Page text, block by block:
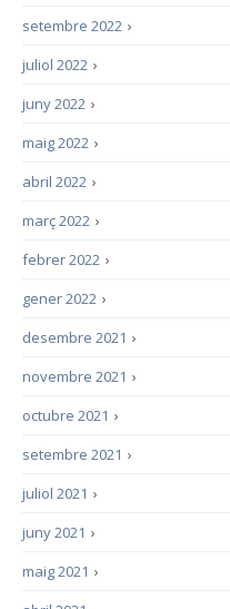
›
setembre 2022
›
juliol 2022
›
juny 2022
›
maig 2022
›
abril 2022
›
març 2022
›
febrer 2022
›
gener 2022
›
desembre 2021
›
novembre 2021
›
octubre 2021
›
setembre 2021
›
juliol 2021
›
juny 2021
›
maig 2021